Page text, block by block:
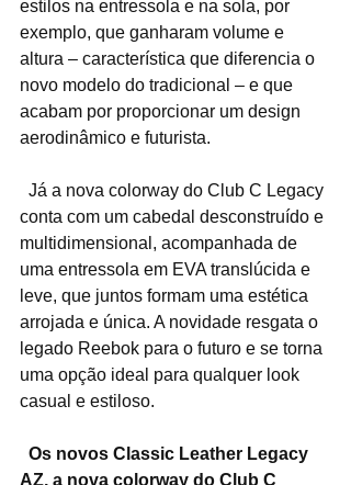
estilos na entressola e na sola, por
exemplo, que ganharam volume e
altura – característica que diferencia o
novo modelo do tradicional – e que
acabam por proporcionar um design
aerodinâmico e futurista.
conta com um cabedal desconstruído e
multidimensional, acompanhada de
uma entressola em EVA translúcida e
leve, que juntos formam uma estética
arrojada e única. A novidade resgata o
legado Reebok para o futuro e se torna
uma opção ideal para qualquer look
casual e estiloso.
Os novos Classic Leather Legacy
AZ, a nova colorway do Club C